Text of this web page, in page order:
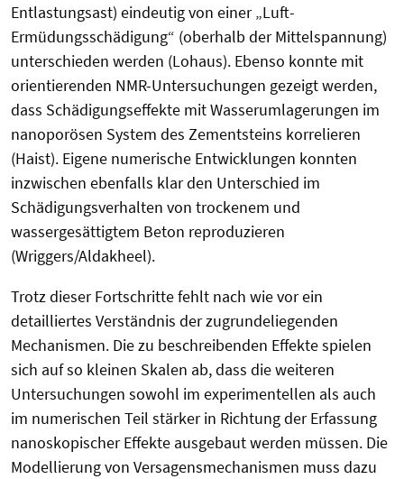
Entlastungsast) eindeutig von einer „Luft-
Ermüdungsschädigung“ (oberhalb der Mittelspannung)
unterschieden werden (Lohaus). Ebenso konnte mit
orientierenden NMR-Untersuchungen gezeigt werden,
dass Schädigungseffekte mit Wasserumlagerungen im
nanoporösen System des Zementsteins korrelieren
(Haist). Eigene numerische Entwicklungen konnten
inzwischen ebenfalls klar den Unterschied im
Schädigungsverhalten von trockenem und
wassergesättigtem Beton reproduzieren
(Wriggers/Aldakheel).
Trotz dieser Fortschritte fehlt nach wie vor ein
detailliertes Verständnis der zugrundeliegenden
Mechanismen. Die zu beschreibenden Effekte spielen
sich auf so kleinen Skalen ab, dass die weiteren
Untersuchungen sowohl im experimentellen als auch
im numerischen Teil stärker in Richtung der Erfassung
nanoskopischer Effekte ausgebaut werden müssen. Die
Modellierung von Versagensmechanismen muss dazu